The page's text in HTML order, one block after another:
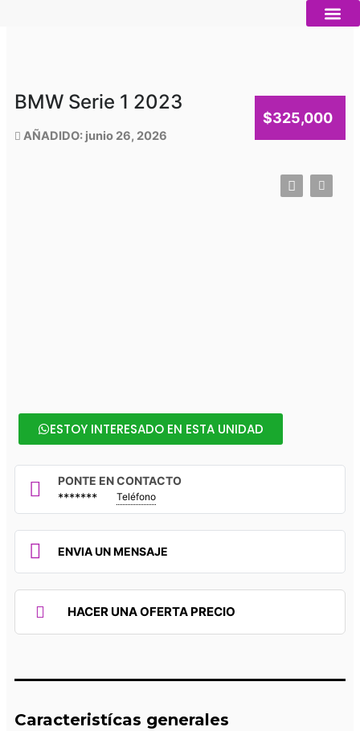
BMW Serie 1 2023
AÑADIDO: junio 26, 2026
$325,000
ESTOY INTERESADO EN ESTA UNIDAD
PONTE EN CONTACTO
******* Teléfono
ENVIA UN MENSAJE
HACER UNA OFERTA PRECIO
Caracteristícas generales